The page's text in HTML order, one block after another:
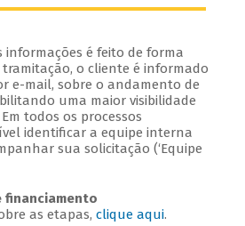
informações é feito de forma
o cliente é informado
e-mail, sobre o andamento de
uma maior visibilidade
todos os processos
identificar a equipe interna
sua solicitação (‘Equipe
financiamento
as etapas, clique aqui.